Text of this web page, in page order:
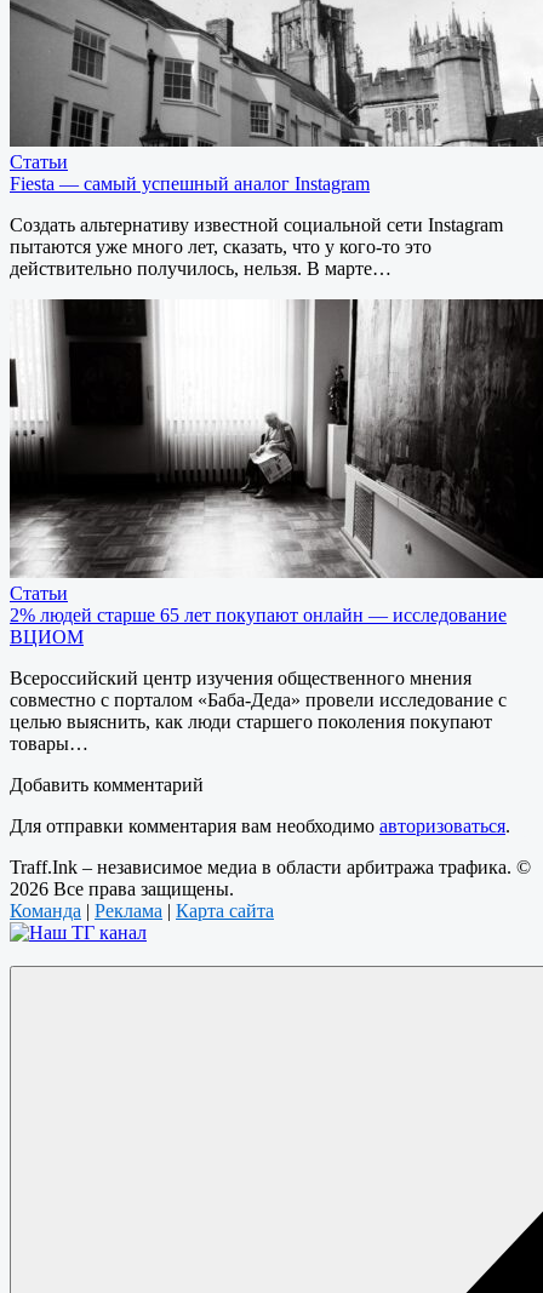
Статьи
Fiesta — самый успешный аналог Instagram
Создать альтернативу известной социальной сети Instagram
пытаются уже много лет, сказать, что у кого-то это
действительно получилось, нельзя. В марте…
Статьи
2% людей старше 65 лет покупают онлайн — исследование
ВЦИОМ
Всероссийский центр изучения общественного мнения
совместно с порталом «Баба-Деда» провели исследование с
целью выяснить, как люди старшего поколения покупают
товары…
Добавить комментарий
Для отправки комментария вам необходимо авторизоваться.
Traff.Ink – независимое медиа в области арбитража трафика. ©
2026 Все права защищены.
Команда | Реклама | Карта сайта